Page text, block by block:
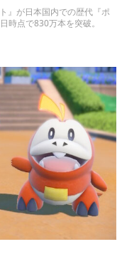
』が日本国内での歴代『ポ
時点で830万本を突破。